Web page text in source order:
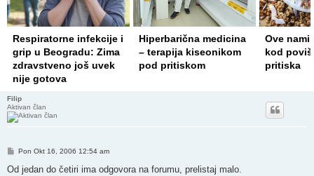
Hiperbarična medicina
– terapija kiseonikom
pod pritiskom
Ove namirnice pomažu
kod povišenog krvnog
pritiska
Osećate
Ove
energiju!
Filip
Aktivan član
Post
Pon Okt 16, 2006 12:54 am
Od jedan do četiri ima odgovora na forumu, prelistaj malo.